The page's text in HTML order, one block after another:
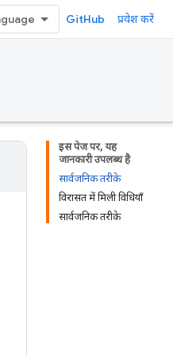
GitHub प्रवेश करें
इस पेज पर, यह
जानकारी उपलब्ध है
सार्वजनिक तरीके
विरासत में मिली विधियाँ
सार्वजनिक तरीके